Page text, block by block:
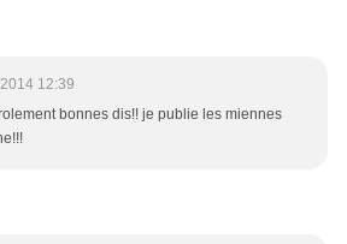
12:39
bonnes dis!! je publie les miennes